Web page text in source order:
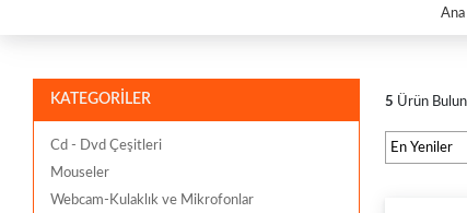
Ana
KATEGORİLER
Cd - Dvd Çeşitleri
Mouseler
Webcam-Kulaklık ve Mikrofonlar
5 Ürün